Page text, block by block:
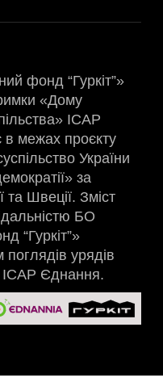
фонд “Гуркіт”»
«Дому
ІСАР
межах проєкту
України
за
та Швеції. Зміст
БО
“Гуркіт”»
урядів
ІСАР Єднання.